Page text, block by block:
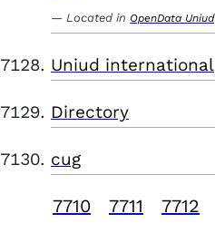
Located in OpenData Uniud
Uniud international
Directory
cug
7710 7711 7712